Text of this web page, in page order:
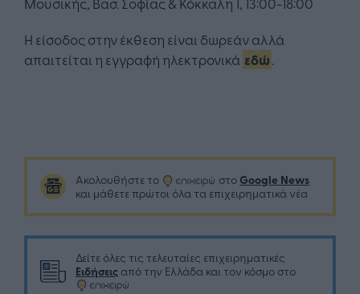
Η είσοδος στην έκθεση είναι δωρεάν αλλά
απαιτείται η εγγραφή ηλεκτρονικά εδώ.
Ακολουθήστε το στο Google News
και μάθετε πρώτοι όλα τα επιχειρηματικά νέα
Δείτε όλες τις τελευταίες επιχειρηματικές
Ειδήσεις από την Ελλάδα και τον κόσμο στο